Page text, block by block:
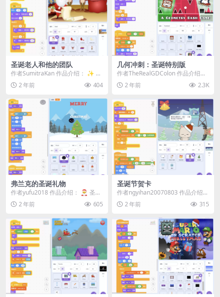
圣诞老人和他的团队
作者SumitraKan 作品介绍： ✨ 圣
诞的脚步临近，让我们一起欣赏这
温馨的...
2 年前 404
几何冲刺：圣诞特别版
作者TheRealGDColon 作品介绍：
❄️ 欢迎来到《几何冲刺：圣诞特
别...2 年前 2.3K
弗兰克的圣诞礼物
作者yufu2018 作品介绍： 🎅 圣诞
节到了，弗兰克也在等待礼物的到
来！ 🎁...
2 年前 605
圣诞节贺卡
作者ngyihan20070803 作品介绍：
✨ 圣诞快乐！✨ 在这款互动圣
诞...2 年前 315